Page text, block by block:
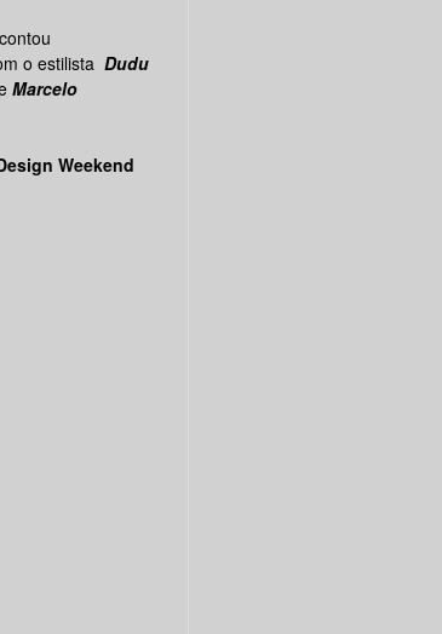
contou
o estilista Dudu
Marcelo
Weekend